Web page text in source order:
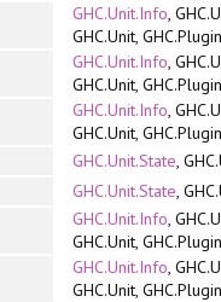
GHC.Unit.Info,
GHC.Unit,
GHC.Unit.Info,
GHC.Unit,
GHC.Unit.Info,
GHC.Unit,
GHC.Unit.State,
GHC.Unit.State,
GHC.Unit.Info,
GHC.Unit,
GHC.Unit.Info,
GHC.Unit,